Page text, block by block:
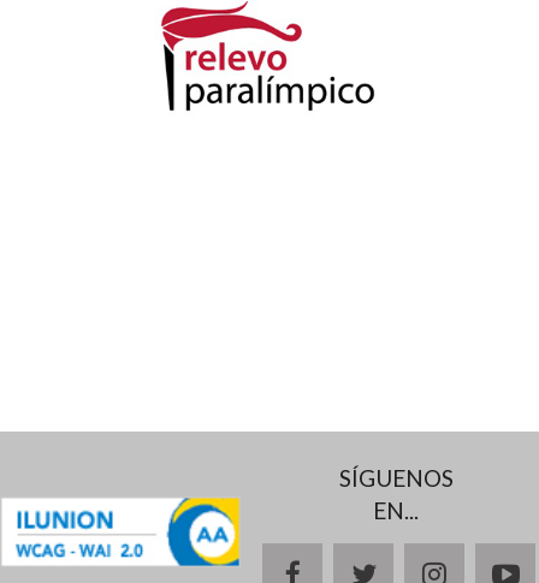
SÍGUENOS
EN...
facebooktwitter